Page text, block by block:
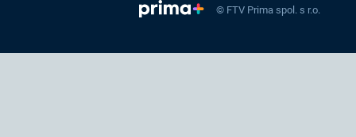
© FTV Prima spol. s r.o.